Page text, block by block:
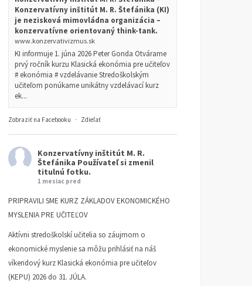
Konzervatívny inštitút M. R. Štefánika (KI)
je nezisková mimovládna organizácia –
konzervatívne orientovaný think-tank.
www.konzervativizmus.sk
KI informuje 1. júna 2026 Peter Gonda Otvárame
prvý ročník kurzu Klasická ekonómia pre učiteľov
# ekonómia # vzdelávanie Stredoškolským
učiteľom ponúkame unikátny vzdelávací kurz
ek...
Zobraziť na Facebooku · Zdieľať
Konzervatívny inštitút M. R.
Štefánika Používateľ si zmenil
titulnú fotku.
1 mesiac pred
PRIPRAVILI SME KURZ ZÁKLADOV EKONOMICKÉHO
MYSLENIA PRE UČITEĽOV
Aktívni stredoškolskí učitelia so záujmom o
ekonomické myslenie sa môžu prihlásiť na náš
víkendový kurz Klasická ekonómia pre učiteľov
(KEPU) 2026 do 31. JÚLA.